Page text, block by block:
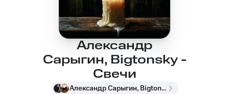
Александр
Сарыгин, Bigtonsky -
Свечи
Александр Сарыгин, Bigtonsky